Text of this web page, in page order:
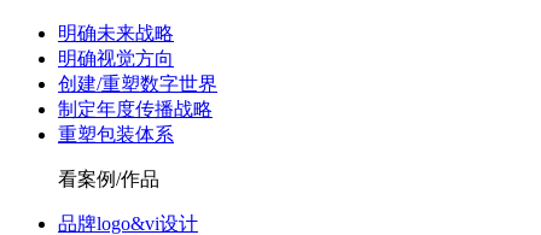
明确未来战略
明确视觉方向
创建/重塑数字世界
制定年度传播战略
重塑包装体系
看案例/作品
品牌logo&vi设计